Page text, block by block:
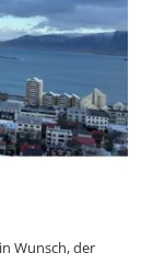
Wunsch, der